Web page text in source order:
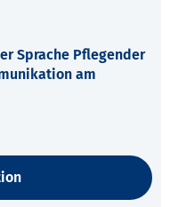
Sprache Pflegender
am